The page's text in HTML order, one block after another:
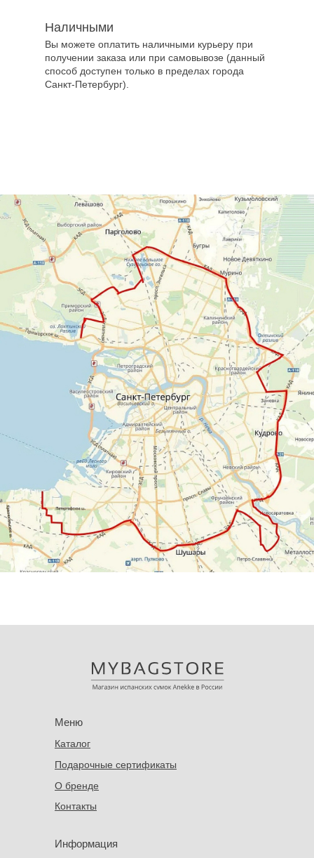
Вы можете оплатить наличными курьеру при
получении заказа или при самовывозе (данный
способ доступен только в пределах города
Санкт-Петербург).
Наличными
Каталог
Подарочные сертификаты
О бренде
Контакты
Меню
Информация